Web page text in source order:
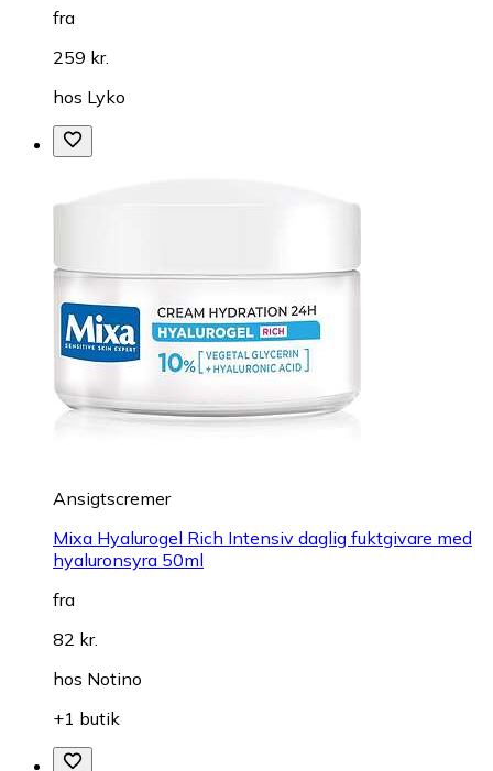
fra
259 kr.
hos Lyko
Ansigtscremer
Mixa Hyalurogel Rich Intensiv daglig fuktgivare med
hyaluronsyra 50ml
fra
82 kr.
hos Notino
+1 butik